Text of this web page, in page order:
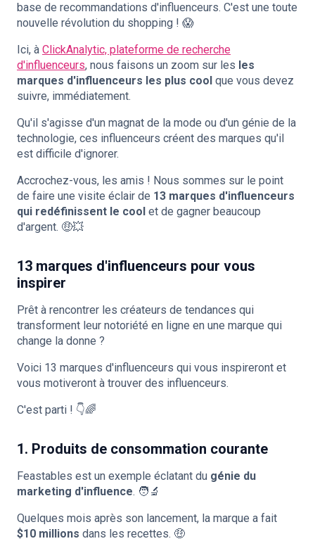
base de recommandations d'influenceurs. C'est une toute
nouvelle révolution du shopping ! 😱
Ici, à ClickAnalytic, plateforme de recherche
d'influenceurs, nous faisons un zoom sur les les
marques d'influenceurs les plus cool que vous devez
suivre, immédiatement.
Qu'il s'agisse d'un magnat de la mode ou d'un génie de la
technologie, ces influenceurs créent des marques qu'il
est difficile d'ignorer.
Accrochez-vous, les amis ! Nous sommes sur le point
de faire une visite éclair de 13 marques d'influenceurs
qui redéfinissent le cool et de gagner beaucoup
d'argent. 🤑💥
13 marques d'influenceurs pour vous
inspirer
Prêt à rencontrer les créateurs de tendances qui
transforment leur notoriété en ligne en une marque qui
change la donne ?
Voici 13 marques d'influenceurs qui vous inspireront et
vous motiveront à trouver des influenceurs.
C'est parti ! 👇🌈
1. Produits de consommation courante
Feastables est un exemple éclatant du génie du
marketing d'influence. 🧑‍🔬
Quelques mois après son lancement, la marque a fait
$10 millions dans les recettes. 🤑